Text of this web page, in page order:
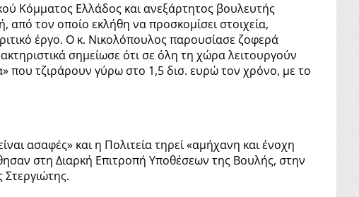
Κόμματος Ελλάδος και ανεξάρτητος βουλευτής
από τον οποίο εκλήθη να προσκομίσει στοιχεία,
έργο. Ο κ. Νικολόπουλος παρουσίασε ζοφερά
σημείωσε ότι σε όλη τη χώρα λειτουργούν
που τζιράρουν γύρω στο 1,5 δισ. ευρώ τον χρόνο, με το
ασαφές» και η Πολιτεία τηρεί «αμήχανη και ένοχη
στη Διαρκή Επιτροπή Υποθέσεων της Βουλής, στην